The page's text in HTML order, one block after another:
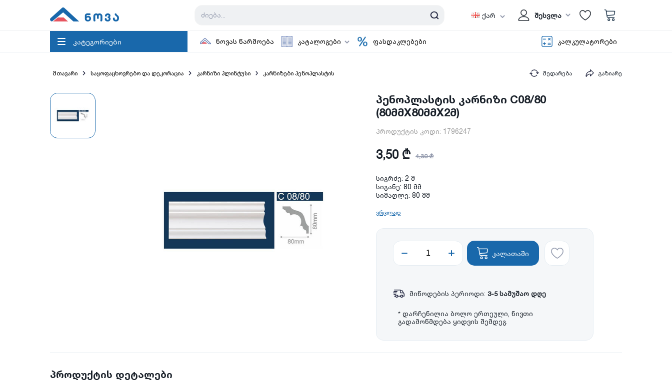
ქარ შესვლა
კატეგორიები ნოვას წარმოება კატალოგები ფასდაკლებები კალკულატორები
მთავარი საყოფაცხოვრებო და დეკორაცია კარნიზი პლინტუსი კარნიზები პენოპლასტის შედარება გაზიარე
პენოპლასტის კარნიზი C08/80
(80მმX80მმX2მ)
პროდუქტის კოდი: 1796247
3,50 ₾ 4,30 ₾
სიგრძე: 2 მ
სიგანე: 80 მმ
სიმაღლე: 80 მმ
ვრცლად
კალათაში
მიწოდების პერიოდი: 3-5 სამუშაო დღე
* დარჩენილია ბოლო ერთეული, ნივთი
გადამოწმდება ყიდვის შემდეგ.
პროდუქტის დეტალები